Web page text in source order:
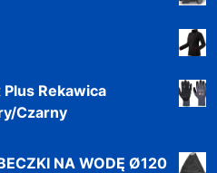
Rekawica
Czarny
NA WODĘ Ø120